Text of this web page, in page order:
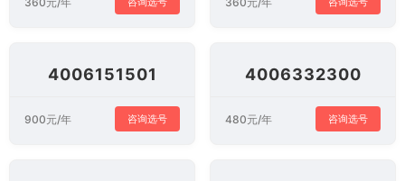
4006151501
900元/年 咨询选号
4006332300
480元/年 咨询选号